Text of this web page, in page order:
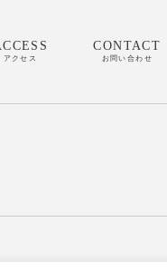
アクセス
CONTACT
お問い合わせ